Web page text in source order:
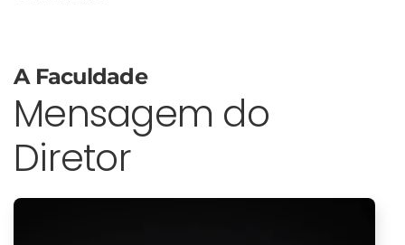
A Faculdade
Mensagem do
Diretor